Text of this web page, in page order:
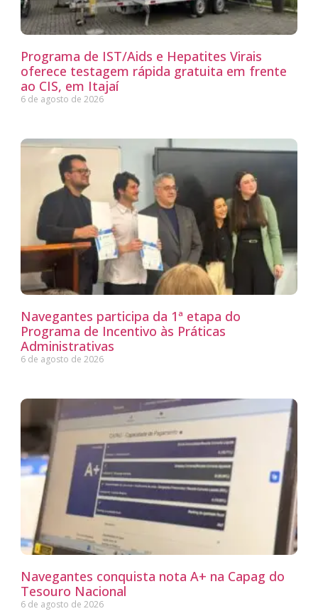
Programa de IST/Aids e Hepatites Virais
oferece testagem rápida gratuita em frente
ao CIS, em Itajaí
6 de agosto de 2026
Navegantes participa da 1ª etapa do
Programa de Incentivo às Práticas
Administrativas
6 de agosto de 2026
Navegantes conquista nota A+ na Capag do
Tesouro Nacional
6 de agosto de 2026